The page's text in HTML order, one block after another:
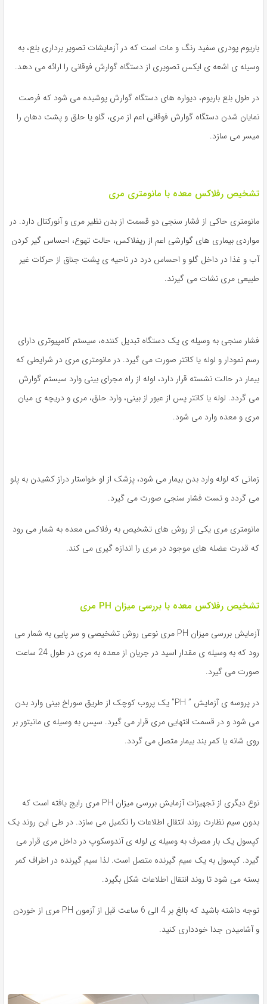
باریوم پودری سفید رنگ و مات است که در آزمایشات تصویر برداری بلع، به
وسیله ی اشعه ی ایکس تصویری از دستگاه گوارش فوقانی را ارائه می دهد.
در طول بلع باریوم، دیواره های دستگاه گوارش پوشیده می شود که فرصت
نمایان شدن دستگاه گوارش فوقانی اعم از مری، گلو یا حلق و پشت دهان را
میسر می سازد.
تشخیص رفلاکس معده با مانومتری مری
مانومتری حاکی از فشار سنجی دو قسمت از بدن نظیر مری و آنورکتال دارد. در
مواردی بیماری های گوارشی اعم از ریفلاکس، حالت تهوع، احساس گیر کردن
آب و غذا در داخل گلو و احساس درد در ناحیه ی پشت جناق از حرکات غیر
طبیعی مری نشات می گیرند.
فشار سنجی به وسیله ی یک دستگاه تبدیل کننده، سیستم کامپیوتری دارای
رسم نمودار و لوله یا کاتتر صورت می گیرد. در مانومتری مری در شرایطی که
بیمار در حالت نشسته قرار دارد، لوله از راه مجرای بینی وارد سیستم گوارش
می گردد. لوله یا کاتتر پس از عبور از بینی، وارد حلق، مری و دریچه ی میان
مری و معده وارد می شود.
زمانی که لوله وارد بدن بیمار می شود، پزشک از او خواستار دراز کشیدن به پلو
می گردد و تست فشار سنجی صورت می گیرد.
مانومتری مری یکی از روش های تشخیص به رفلاکس معده به شمار می رود
که قدرت عضله های موجود در مری را اندازه گیری می کند.
تشخیص رفلاکس معده با بررسی میزان PH مری
آزمایش بررسی میزان PH مری نوعی روش تشخیصی و سر پایی به شمار می
رود که به وسیله ی مقدار اسید در جریان از معده به مری در طول 24 ساعت
صورت می گیرد.
در پروسه ی آزمایش ” PH” یک پروب کوچک از طریق سوراخ بینی وارد بدن
می شود و در قسمت انتهایی مری قرار می گیرد. سپس به وسیله ی مانیتور بر
روی شانه یا کمر بند بیمار متصل می گردد.
نوع دیگری از تجهیزات آزمایش بررسی میزان PH مری رایج یافته است که
بدون سیم نظارت روند انتقال اطلاعات را تکمیل می سازد. در طی این روند یک
کپسول یک بار مصرف به وسیله ی لوله ی آندوسکوپ در داخل مری قرار می
گیرد. کپسول به یک سیم گیرنده متصل است. لذا سیم گیرنده در اطراف کمر
بسته می شود تا روند انتقال اطلاعات شکل بگیرد.
توجه داشته باشید که بالغ بر 4 الی 6 ساعت قبل از آزمون PH مری از خوردن
و آشامیدن جدا خودداری کنید.